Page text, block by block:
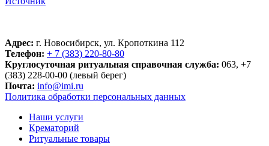
Адрес: г. Новосибирск, ул. Кропоткина 112
Телефон: + 7 (383) 220-80-80
Круглосуточная ритуальная справочная служба: 063, +7
(383) 228-00-00 (левый берег)
Почта: info@imi.ru
Политика обработки персональных данных
Наши услуги
Крематорий
Ритуальные товары